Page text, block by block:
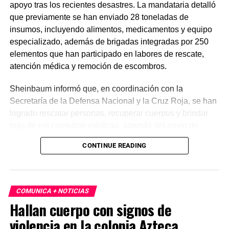
apoyo tras los recientes desastres. La mandataria detalló
que previamente se han enviado 28 toneladas de
insumos, incluyendo alimentos, medicamentos y equipo
especializado, además de brigadas integradas por 250
elementos que han participado en labores de rescate,
atención médica y remoción de escombros.
Sheinbaum informó que, en coordinación con la
Secretaría de la Defensa Nacional y la Cruz Roja, se han
logrado rescatar personas, recuperar cuerpos y brindar
plantas de energía y materiales de apoyo. Subrayó que
estas acciones responden a solicitudes del gobierno
En otro tema, el secretario de Economía, Marcelo Ebrard,
aseguró que el Tratado entre México, Estados Unidos y
Canadá (T-MEC) se mantiene sin cambios y continúa
CONTINUE READING
COMUNICA + NOTICIAS
Hallan cuerpo con signos de